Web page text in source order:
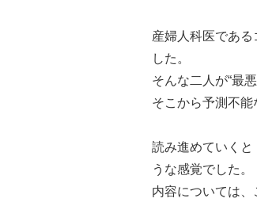
産婦人科医である
した。
そんな二人が“最
そこから予測不
読み進めていくと
うな感覚でした。
内容については